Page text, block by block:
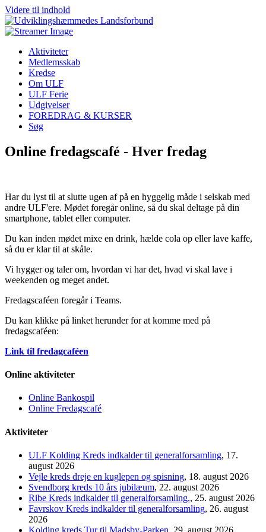
Videre til indhold
Aktiviteter
Medlemsskab
Kredse
Om ULF
ULF Ferie
Udgivelser
FOREDRAG & KURSER
Søg
Online fredagscafé - Hver fredag
Har du lyst til at slutte ugen af på en hyggelig måde i selskab med
andre ULF'ere. Mødet foregår online, så du skal deltage på din
smartphone, tablet eller computer.
Du kan inden mødet mixe en drink, hælde cola op eller lave kaffe,
så du er klar til at skåle.
Vi hygger og taler om, hvordan vi har det, hvad vi skal lave i
weekenden og meget andet.
Fredagscaféen foregår i Teams.
Du kan klikke på linket herunder for at komme med på
fredagscaféen:
Link til fredagcaféen
Online aktiviteter
Online Bankospil
Online Fredagscafé
Aktiviteter
ULF Kolding Kreds indkalder til generalforsamling, 17.
august 2026
Vejle kreds dreje en kuglepen og spisning, 18. august 2026
Svendborg kreds 10 års jubilæum, 22. august 2026
Ribe Kreds indkalder til generalforsamling., 25. august 2026
Favrskov Kreds indkalder til generalforsamling, 26. august
2026
Kolding kreds Tur til Madsby-Parken , 29. august 2026